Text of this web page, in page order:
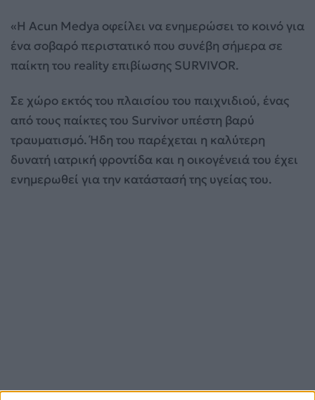
«Η Acun Medya οφείλει να ενημερώσει το κοινό για
ένα σοβαρό περιστατικό που συνέβη σήμερα σε
παίκτη του reality επιβίωσης SURVIVOR.
Σε χώρο εκτός του πλαισίου του παιχνιδιού, ένας
από τους παίκτες του Survivor υπέστη βαρύ
τραυματισμό. Ήδη του παρέχεται η καλύτερη
δυνατή ιατρική φροντίδα και η οικογένειά του έχει
ενημερωθεί για την κατάστασή της υγείας του.